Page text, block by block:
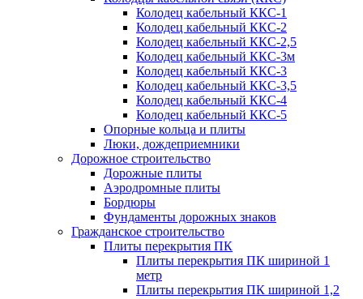
Колодец кабельный ККС-1
Колодец кабельный ККС-2
Колодец кабельный ККС-2,5
Колодец кабельный ККС-3м
Колодец кабельный ККС-3
Колодец кабельный ККС-3,5
Колодец кабельный ККС-4
Колодец кабельный ККС-5
Опорные кольца и плиты
Люки, дождеприемники
Дорожное строительство
Дорожные плиты
Аэродромные плиты
Бордюры
Фундаменты дорожных знаков
Гражданское строительство
Плиты перекрытия ПК
Плиты перекрытия ПК шириной 1
метр
Плиты перекрытия ПК шириной 1,2